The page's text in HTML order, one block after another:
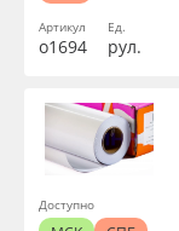
Артикул
о1694
Ед.
рул.
Доступно